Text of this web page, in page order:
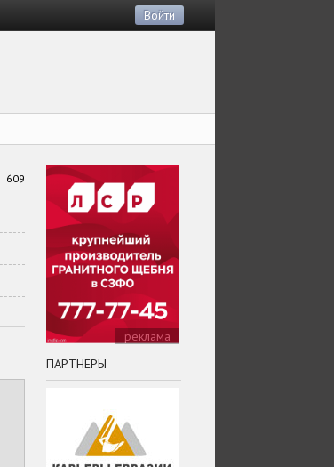
Войти
609
реклама
ПАРТНЕРЫ